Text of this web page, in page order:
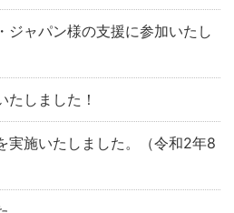
ジャパン様の支援に参加いたし
たしました！
実施いたしました。（令和2年8